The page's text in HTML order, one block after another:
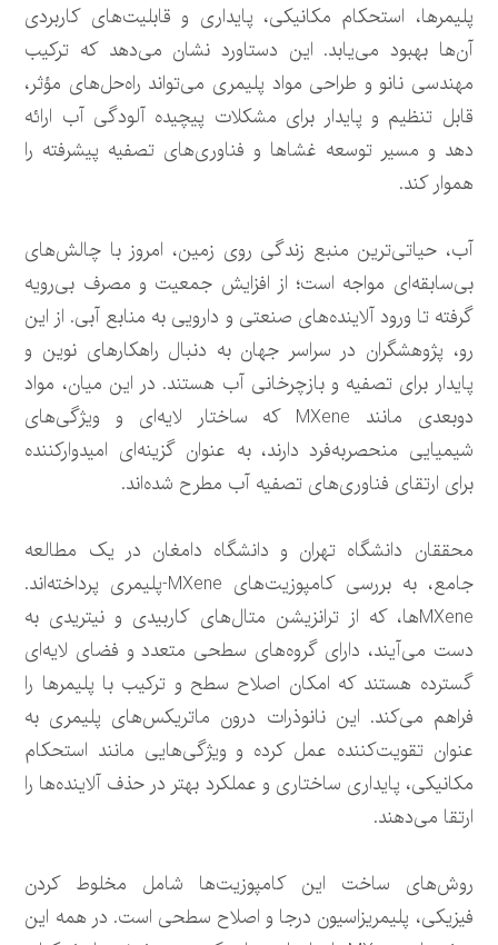
پلیمرها، استحکام مکانیکی، پایداری و قابلیت‌های کاربردی
آن‌ها بهبود می‌یابد. این دستاورد نشان می‌دهد که ترکیب
مهندسی نانو و طراحی مواد پلیمری می‌تواند راه‌حل‌های مؤثر،
قابل تنظیم و پایدار برای مشکلات پیچیده آلودگی آب ارائه
دهد و مسیر توسعه غشاها و فناوری‌های تصفیه پیشرفته را
هموار کند.
آب، حیاتی‌ترین منبع زندگی روی زمین، امروز با چالش‌های
بی‌سابقه‌ای مواجه است؛ از افزایش جمعیت و مصرف بی‌رویه
گرفته تا ورود آلاینده‌های صنعتی و دارویی به منابع آبی. از این
رو، پژوهشگران در سراسر جهان به دنبال راهکارهای نوین و
پایدار برای تصفیه و بازچرخانی آب هستند. در این میان، مواد
دوبعدی مانند MXene که ساختار لایه‌ای و ویژگی‌های
شیمیایی منحصربه‌فرد دارند، به عنوان گزینه‌ای امیدوارکننده
برای ارتقای فناوری‌های تصفیه آب مطرح شده‌اند.
محققان دانشگاه تهران و دانشگاه دامغان در یک مطالعه
جامع، به بررسی کامپوزیت‌های MXene-پلیمری پرداخته‌اند.
MXeneها، که از ترانزیشن متال‌های کاربیدی و نیتریدی به
دست می‌آیند، دارای گروه‌های سطحی متعدد و فضای لایه‌ای
گسترده هستند که امکان اصلاح سطح و ترکیب با پلیمرها را
فراهم می‌کند. این نانوذرات درون ماتریکس‌های پلیمری به
عنوان تقویت‌کننده عمل کرده و ویژگی‌هایی مانند استحکام
مکانیکی، پایداری ساختاری و عملکرد بهتر در حذف آلاینده‌ها را
ارتقا می‌دهند.
روش‌های ساخت این کامپوزیت‌ها شامل مخلوط کردن
فیزیکی، پلیمریزاسیون درجا و اصلاح سطحی است. در همه این